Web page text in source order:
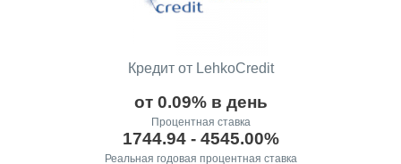
Кредит от LehkoCredit
от 0.09% в день
Процентная ставка
1744.94 - 4545.00%
Реальная годовая процентная ставка